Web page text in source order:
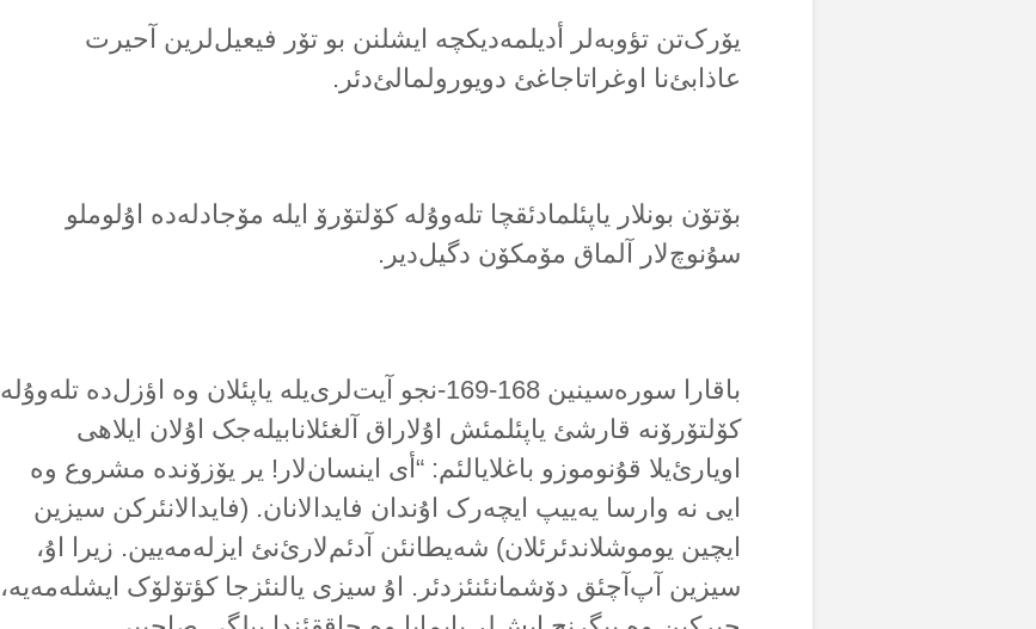
یۆرک‌تن تؤوبەلر أدیلمەدیکچە ایشلنن بو تۆر فیعیل‌لرین آحیرت
عاذابئ‌نا اوغراتاجاغئ دویورولمالئ‌دئر.
بۆتۆن بونلار یاپئلمادئقچا تلەوۇلە کۆلتۆرۆ ایلە مۆجادلەدە اۇلوملو
سۇنوچ‌لار آلماق مۆمکۆن دگیل‌دیر.
باقارا سورەسینین 168-169-نجو آیت‌لری‌یلە یاپئلان وە اؤزل‌دە تلەوۇلە
کۆلتۆرۆنە قارشئ یاپئلمئش اۇلاراق آلغئلانابیلەجک اۇلان ایلاهی
اویارئ‌یلا قۇنوموزو باغلایالئم: “أی اینسان‌لار! یر یۆزۆندە مشروع وە
ایی نە وارسا یەییپ ایچەرک اۇندان فایدالانان. (فایدالانئرکن سیزین
ایچین یوموشلاندئرئلان) شەیطانئن آدئم‌لارئ‌نئ ایزلەمەیین. زیرا اۇ،
سیزین آپ‌آچئق دۆشمانئنئزدئر. اۇ سیزی یالنئزجا کؤتۆلۆک ایشلەمەیە،